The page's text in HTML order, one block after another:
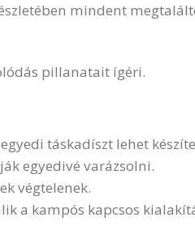
mindent
pillanatait ígéri.
táskadíszt lehet
egyedivé varázsolni.
végtelenek.
a kampós kapcsos